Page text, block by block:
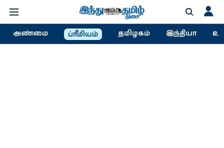
அண்மை ப்ரீமியம் தமிழகம் இந்தியா